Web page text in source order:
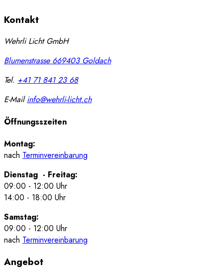
Kontakt
Wehrli Licht GmbH
Blumenstrasse 669403 Goldach
Tel. +41 71 841 23 68
E-Mailinfo@wehrli-licht.ch
Öffnungsszeiten
Montag:
nach Terminvereinbarung
Dienstag - Freitag:
09:00 - 12:00 Uhr
14:00 - 18:00 Uhr
Samstag:
09:00 - 12:00 Uhr
nach Terminvereinbarung
Angebot